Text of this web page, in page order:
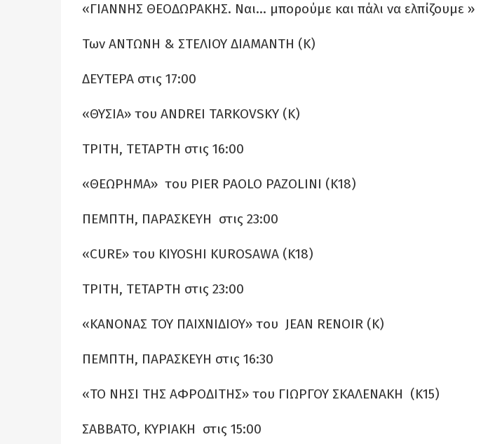
«ΓΙΑΝΝΗΣ ΘΕΟΔΩΡΑΚΗΣ. Ναι… μπορούμε και πάλι να ελπίζουμε »
Των ΑΝΤΩΝΗ & ΣΤΕΛΙΟΥ ΔΙΑΜΑΝΤΗ (Κ)
ΔΕΥΤΕΡΑ στις 17:00
«ΘΥΣΙΑ» του ANDREI TARKOVSKY (Κ)
ΤΡΙΤΗ, ΤΕΤΑΡΤΗ στις 16:00
«ΘΕΩΡΗΜΑ» του PIER PAOLO PAZOLINI (Κ18)
ΠΕΜΠΤΗ, ΠΑΡΑΣΚΕΥΗ στις 23:00
«CURE» του KIYOSHI KUROSAWA (Κ18)
ΤΡΙΤΗ, ΤΕΤΑΡΤΗ στις 23:00
«ΚΑΝΟΝΑΣ ΤΟΥ ΠΑΙΧΝΙΔΙΟΥ» του JEAN RENOIR (Κ)
ΠΕΜΠΤΗ, ΠΑΡΑΣΚΕΥΗ στις 16:30
«ΤΟ ΝΗΣΙ ΤΗΣ ΑΦΡΟΔΙΤΗΣ» του ΓΙΩΡΓΟΥ ΣΚΑΛΕΝΑΚΗ (Κ15)
ΣΑΒΒΑΤΟ, ΚΥΡΙΑΚΗ στις 15:00